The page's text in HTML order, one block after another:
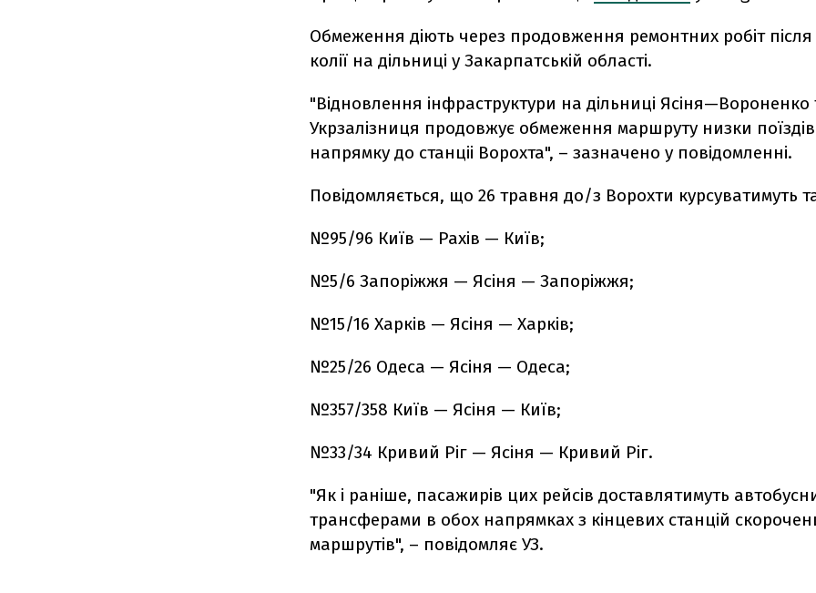
Обмеження діють через продовження ремонтних робіт
колії на дільниці у Закарпатській області.
"Відновлення інфраструктури на дільниці
Укрзалізниця продовжує обмеження маршруту низки поїздів
напрямку до станціі Ворохта", – зазначено у повідомленні.
Повідомляється, що 26 травня до/з Ворохти курсуватимуть
№95/96 Київ — Рахів — Київ;
№5/6 Запоріжжя — Ясіня — Запоріжжя;
№15/16 Харків — Ясіня — Харків;
№25/26 Одеса — Ясіня — Одеса;
№357/358 Київ — Ясіня — Київ;
№33/34 Кривий Ріг — Ясіня — Кривий Ріг.
"Як і раніше, пасажирів цих рейсів доставлятимуть
трансферами в обох напрямках з кінцевих станцій
маршрутів", – повідомляє УЗ.